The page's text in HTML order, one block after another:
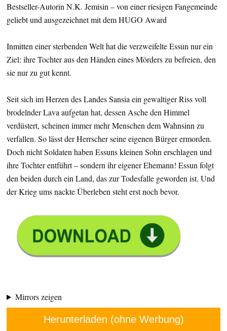
Bestseller-Autorin N.K. Jemisin – von einer riesigen Fangemeinde
geliebt und ausgezeichnet mit dem HUGO Award
Inmitten einer sterbenden Welt hat die verzweifelte Essun nur ein
Ziel: ihre Tochter aus den Händen eines Mörders zu befreien, den
sie nur zu gut kennt.
Seit sich im Herzen des Landes Sansia ein gewaltiger Riss voll
brodelnder Lava aufgetan hat, dessen Asche den Himmel
verdüstert, scheinen immer mehr Menschen dem Wahnsinn zu
verfallen. So lässt der Herrscher seine eigenen Bürger ermorden.
Doch nicht Soldaten haben Essuns kleinen Sohn erschlagen und
ihre Tochter entführt – sondern ihr eigener Ehemann! Essun folgt
den beiden durch ein Land, das zur Todesfalle geworden ist. Und
der Krieg ums nackte Überleben steht erst noch bevor.
Mirrors zeigen
Herunterladen (ohne Werbung)